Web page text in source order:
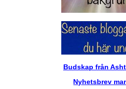
Budskap från
Nyhetsbrev